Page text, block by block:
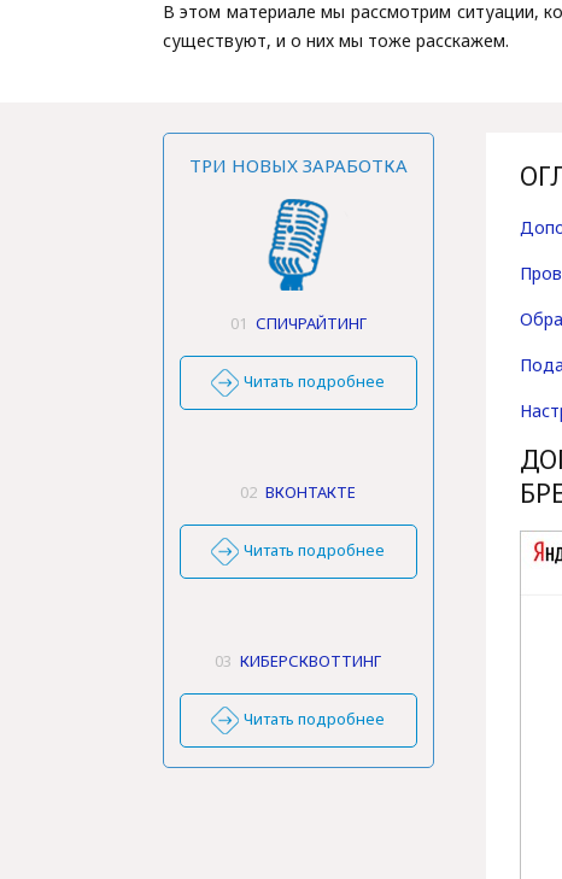
В этом материале мы рассмотрим ситуации,
существуют, и о них мы тоже расскажем.
ТРИ НОВЫХ ЗАРАБОТКА
01 СПИЧРАЙТИНГ
Читать подробнее
02 ВКОНТАКТЕ
Читать подробнее
03 КИБЕРСКВОТТИНГ
Читать подробнее